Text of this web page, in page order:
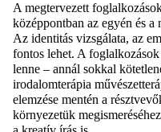
A megtervezett
középpontban az egyén és
Az identitás vizsgálata, az
fontos lehet. A
lenne – annál sokkal
irodalomterápia
elemzése mentén a
környezetük